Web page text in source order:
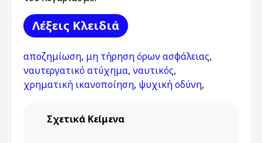
Λέξεις Kλειδιά
αποζημίωση, μη τήρηση όρων ασφάλειας,
ναυτεργατικό ατύχημα, ναυτικός,
χρηματική ικανοποίηση, ψυχική οδύνη,
Σχετικά Κείμενα